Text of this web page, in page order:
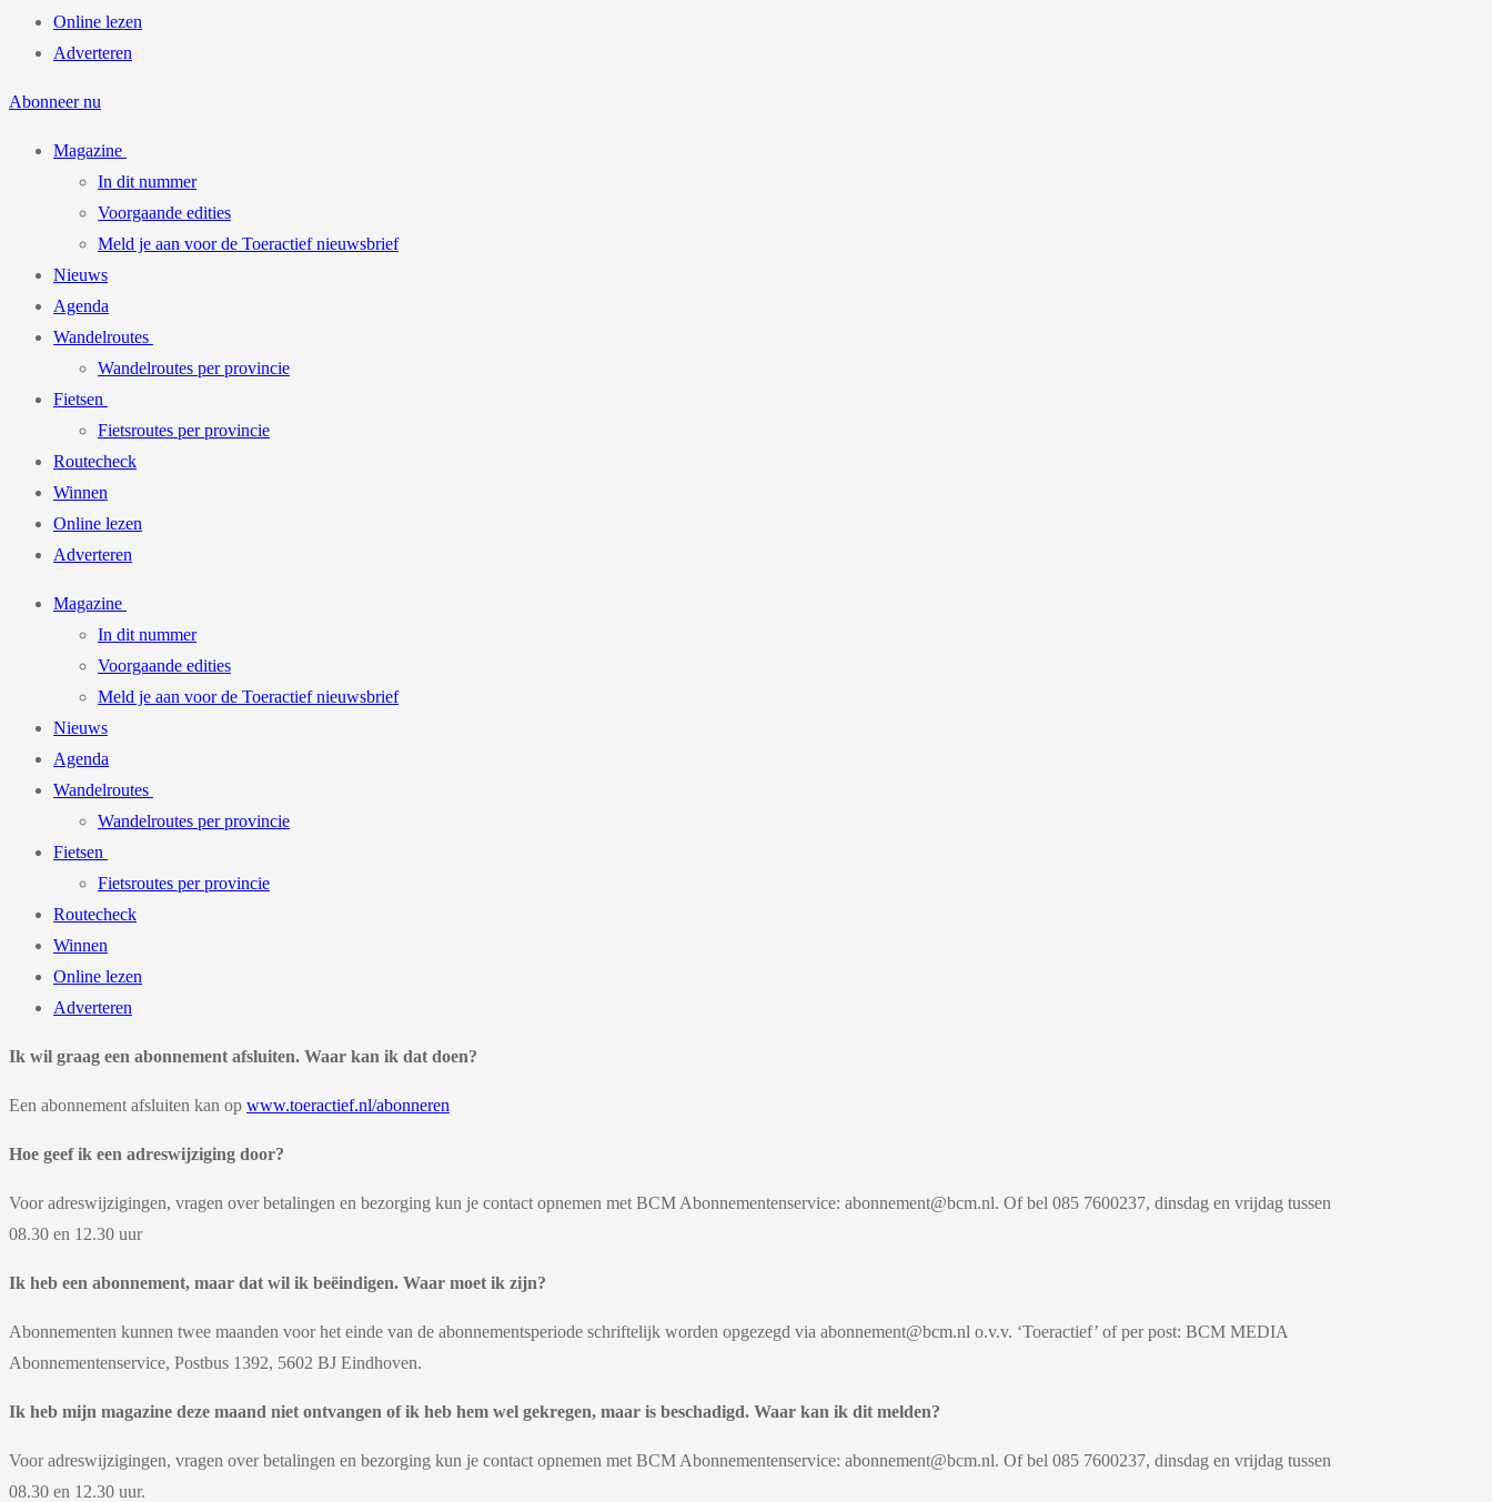
Online lezen
Adverteren
Abonneer nu
Magazine
In dit nummer
Voorgaande edities
Meld je aan voor de Toeractief nieuwsbrief
Nieuws
Agenda
Wandelroutes
Wandelroutes per provincie
Fietsen
Fietsroutes per provincie
Routecheck
Winnen
Online lezen
Adverteren
Magazine
In dit nummer
Voorgaande edities
Meld je aan voor de Toeractief nieuwsbrief
Nieuws
Agenda
Wandelroutes
Wandelroutes per provincie
Fietsen
Fietsroutes per provincie
Routecheck
Winnen
Online lezen
Adverteren
Ik wil graag een abonnement afsluiten. Waar kan ik dat doen?
Een abonnement afsluiten kan op www.toeractief.nl/abonneren
Hoe geef ik een adreswijziging door?
Voor adreswijzigingen, vragen over betalingen en bezorging kun je contact opnemen met BCM Abonnementenservice: abonnement@bcm.nl. Of bel 085 7600237, dinsdag en vrijdag tussen
08.30 en 12.30 uur
Ik heb een abonnement, maar dat wil ik beëindigen. Waar moet ik zijn?
Abonnementen kunnen twee maanden voor het einde van de abonnementsperiode schriftelijk worden opgezegd via abonnement@bcm.nl o.v.v. ‘Toeractief’ of per post: BCM MEDIA
Abonnementenservice, Postbus 1392, 5602 BJ Eindhoven.
Ik heb mijn magazine deze maand niet ontvangen of ik heb hem wel gekregen, maar is beschadigd. Waar kan ik dit melden?
Voor adreswijzigingen, vragen over betalingen en bezorging kun je contact opnemen met BCM Abonnementenservice: abonnement@bcm.nl. Of bel 085 7600237, dinsdag en vrijdag tussen
08.30 en 12.30 uur.